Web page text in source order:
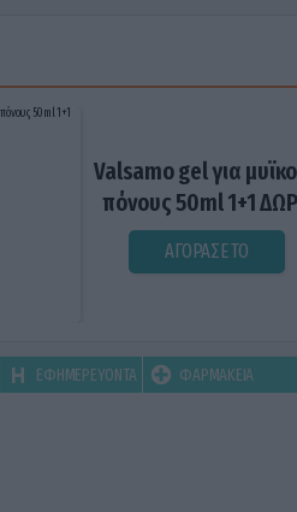
Valsamo gel για
πόνους 50ml 1+1
ΑΓΟΡΑΣΕ ΤΟ
ΕΦΗΜΕΡΕΥΟΝΤΑ ΦΑΡΜΑΚΕΙΑ